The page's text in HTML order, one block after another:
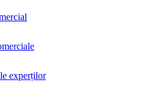
experților